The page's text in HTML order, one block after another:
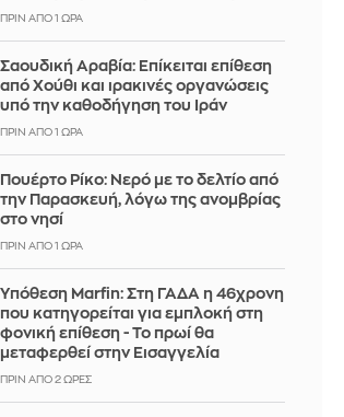
ΠΡΙΝ ΑΠΌ 1 ΏΡΑ
Σαουδική Αραβία: Επίκειται επίθεση
από Χούθι και ιρακινές οργανώσεις
υπό την καθοδήγηση του Ιράν
ΠΡΙΝ ΑΠΌ 1 ΏΡΑ
Πουέρτο Ρίκο: Νερό με το δελτίο από
την Παρασκευή, λόγω της ανομβρίας
στο νησί
ΠΡΙΝ ΑΠΌ 1 ΏΡΑ
Υπόθεση Marfin: Στη ΓΑΔΑ η 46χρονη
που κατηγορείται για εμπλοκή στη
φονική επίθεση - Το πρωί θα
μεταφερθεί στην Εισαγγελία
ΠΡΙΝ ΑΠΌ 2 ΏΡΕΣ